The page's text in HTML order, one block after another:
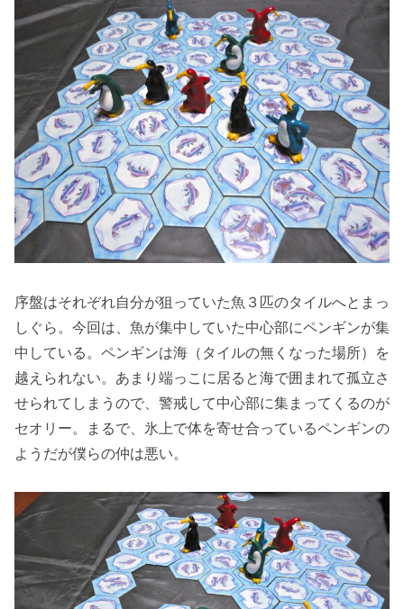
序盤はそれぞれ自分が狙っていた魚３匹のタイルへとまっ
しぐら。今回は、魚が集中していた中心部にペンギンが集
中している。ペンギンは海（タイルの無くなった場所）を
越えられない。あまり端っこに居ると海で囲まれて孤立さ
せられてしまうので、警戒して中心部に集まってくるのが
セオリー。まるで、氷上で体を寄せ合っているペンギンの
ようだが僕らの仲は悪い。